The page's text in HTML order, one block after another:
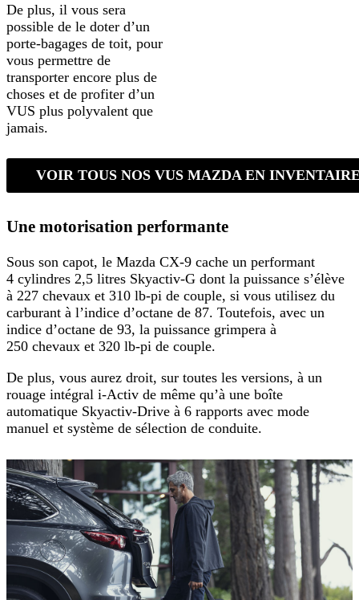
De plus, il vous sera
possible de le doter d’un
porte-bagages de toit, pour
vous permettre de
transporter encore plus de
choses et de profiter d’un
VUS plus polyvalent que
jamais.
VOIR TOUS NOS VUS MAZDA EN
Une motorisation performante
Sous son capot, le Mazda CX-9 cache un performant
4 cylindres 2,5 litres Skyactiv-G dont la puissance s’élève
à 227 chevaux et 310 lb-pi de couple, si vous utilisez du
carburant à l’indice d’octane de 87. Toutefois, avec un
indice d’octane de 93, la puissance grimpera à
250 chevaux et 320 lb-pi de couple.
De plus, vous aurez droit, sur toutes les versions, à un
rouage intégral i-Activ de même qu’à une boîte
automatique Skyactiv-Drive à 6 rapports avec mode
manuel et système de sélection de conduite.